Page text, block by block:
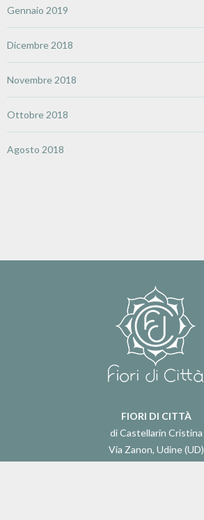
Gennaio 2019
Dicembre 2018
Novembre 2018
Ottobre 2018
Agosto 2018
FIORI DI CITTÀ
di Castellarin Cristina
Via Zanon, Udine (UD)